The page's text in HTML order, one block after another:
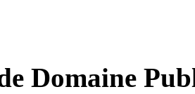
Domaine